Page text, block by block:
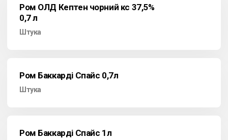
Ром ОЛД Кептен чорний кс 37,5%
0,7 л
Штука
Ром Баккарді Спайс 0,7л
Штука
Ром Баккарді Спайс 1л